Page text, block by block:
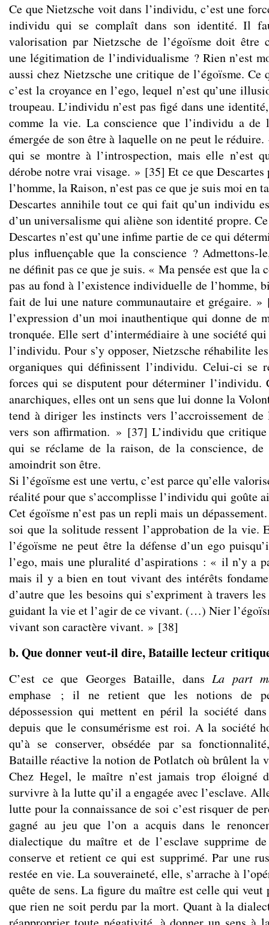
Ce que Nietzsche voit dans l’individu, c’est une
individu qui se complaît dans son identité. Il
valorisation par Nietzsche de l’égoïsme doit être
une légitimation de l’individualisme ? Rien n’est
aussi chez Nietzsche une critique de l’égoïsme. Ce
c’est la croyance en l’ego, lequel n’est qu’une
troupeau. L’individu n’est pas figé dans une
comme la vie. La conscience que l’individu a de
émergée de son être à laquelle on ne peut le
qui se montre à l’introspection, mais elle n’est
dérobe notre vrai visage. » [35] Et ce que
l’homme, la Raison, n’est pas ce que je suis moi en
Descartes annihile tout ce qui fait qu’un individu
d’un universalisme qui aliène son identité propre.
Descartes n’est qu’une infime partie de ce qui
plus influençable que la conscience ? Admettons-
ne définit pas ce que je suis. « Ma pensée est que la
pas au fond à l’existence individuelle de l’homme,
fait de lui une nature communautaire et grégaire. »
l’expression d’un moi inauthentique qui donne de
tronquée. Elle sert d’intermédiaire à une société
l’individu. Pour s’y opposer, Nietzsche réhabilite
organiques qui définissent l’individu. Celui-ci se
forces qui se disputent pour déterminer l’individu.
anarchiques, elles ont un sens que lui donne la
tend à diriger les instincts vers l’accroissement
vers son affirmation. » [37] L’individu que
qui se réclame de la raison, de la conscience,
amoindrit son être.
Si l’égoïsme est une vertu, c’est parce qu’elle
réalité pour que s’accomplisse l’individu qui goûte
Cet égoïsme n’est pas un repli mais un
soi que la solitude ressent l’approbation de la vie.
l’égoïsme ne peut être la défense d’un ego
l’ego, mais une pluralité d’aspirations : « il n’y a
mais il y a bien en tout vivant des intérêts
d’autre que les besoins qui s’expriment à travers
guidant la vie et l’agir de ce vivant. (…) Nier
vivant son caractère vivant. » [38]
b. Que donner veut-il dire, Bataille lecteur
C’est ce que Georges Bataille, dans La part
emphase ; il ne retient que les notions de
dépossession qui mettent en péril la société
depuis que le consumérisme est roi. A la société
qu’à se conserver, obsédée par sa
Bataille réactive la notion de Potlatch où brûlent la
Chez Hegel, le maître n’est jamais trop éloigné
survivre à la lutte qu’il a engagée avec l’esclave.
lutte pour la connaissance de soi c’est risquer de
gagné au jeu que l’on a acquis dans le
dialectique du maître et de l’esclave supprime
conserve et retient ce qui est supprimé. Par une
restée en vie. La souveraineté, elle, s’arrache à
quête de sens. La figure du maître est celle qui veut
que rien ne soit perdu par la mort. Quant à la